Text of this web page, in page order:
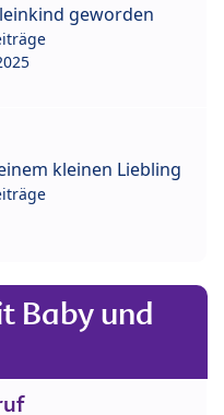
geworden
kleinen Liebling
Baby und